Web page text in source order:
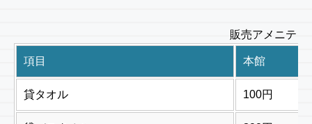
販売アメニティ
項目 本館
貸タオル 100円